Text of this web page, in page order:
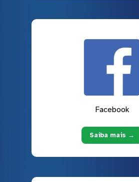
Facebook
Saiba mais →